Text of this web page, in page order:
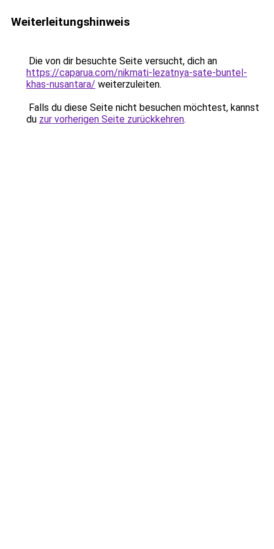
Weiterleitungshinweis
Die von dir besuchte Seite versucht, dich an
https://caparua.com/nikmati-lezatnya-sate-buntel-
khas-nusantara/ weiterzuleiten.
Falls du diese Seite nicht besuchen möchtest, kannst
du zur vorherigen Seite zurückkehren.